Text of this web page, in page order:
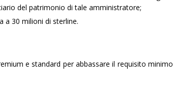
del patrimonio di tale amministratore;
a 30 milioni di sterline.
e standard per abbassare il requisito minimo